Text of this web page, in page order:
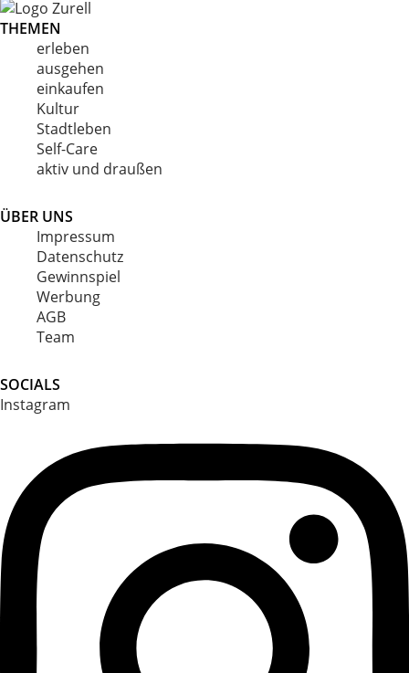
THEMEN
erleben
ausgehen
einkaufen
Kultur
Stadtleben
Self-Care
aktiv und draußen
ÜBER UNS
Impressum
Datenschutz
Gewinnspiel
Werbung
AGB
Team
SOCIALS
Instagram